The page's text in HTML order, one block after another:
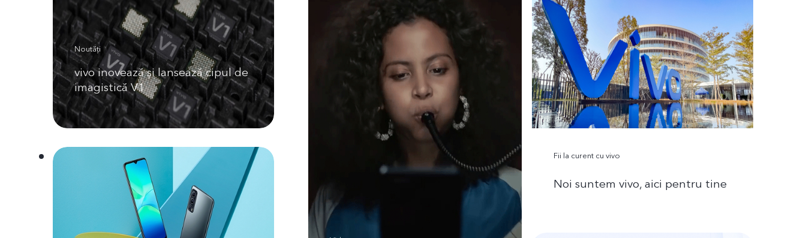
Noutăți
vivo inovează și lansează cipul de
imagistică V1
Fii la curent cu vivo
Noi suntem vivo, aici pentru tine